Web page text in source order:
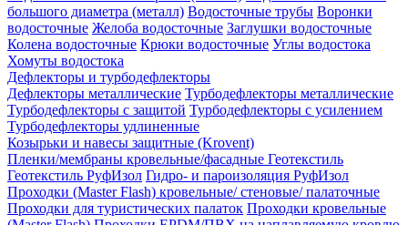
большого диаметра (металл) Водосточные трубы Воронки
водосточные Желоба водосточные Заглушки водосточные
Колена водосточные Крюки водосточные Углы водостока
Хомуты водостока
Дефлекторы и турбодефлекторы
Дефлекторы металлические Турбодефлекторы металлические
Турбодефлекторы с защитой Турбодефлекторы с усилением
Турбодефлекторы удлиненные
Козырьки и навесы защитные (Krovent)
Пленки/мембраны кровельные/фасадные Геотекстиль
Геотекстиль РуфИзол Гидро- и пароизоляция РуфИзол
Проходки (Master Flash) кровельные/ стеновые/ палаточные
Проходки для туристических палаток Проходки кровельные